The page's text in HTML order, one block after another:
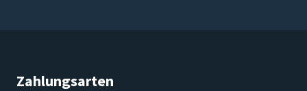
Zahlungsarten